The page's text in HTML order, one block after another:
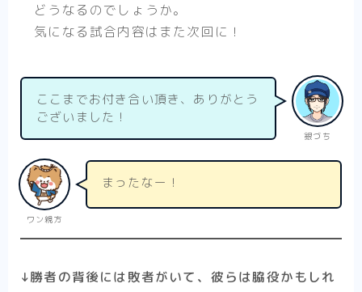
どうなるのでしょうか。
気になる試合内容はまた次回に！
銀づち
ここまでお付き合い頂き、ありがとう
ございました！
ワン親方
まったなー！
↓勝者の背後には敗者がいて、彼らは脇役かもしれ